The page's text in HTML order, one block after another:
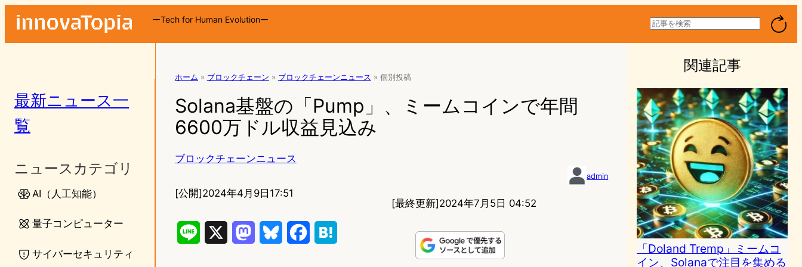
ーTech for Human Evolutionー
検
索
最新ニュース一
覧
ニュースカテゴリ
AI（人工知能）
量子コンピューター
サイバーセキュリティ
ホーム » ブロックチェーン » ブロックチェーンニュース » 個別投稿
Solana基盤の「Pump」、ミームコインで年間
6600万ドル収益見込み
ブロックチェーンニュース
admin
[公開]2024年4月9日17:51
[最終更新]2024年7月5日 04:52
関連記事
「Doland Tremp」ミームコ
イン、Solanaで注目を集める